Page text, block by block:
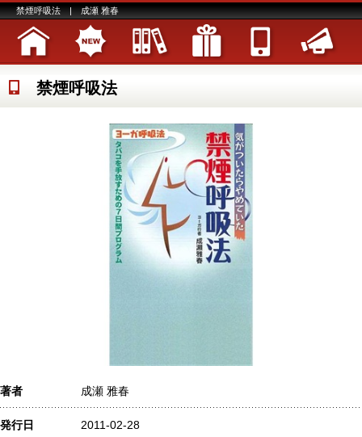
禁煙呼吸法 | 成瀬 雅春
禁煙呼吸法
著者 成瀬 雅春
発行日 2011-02-28